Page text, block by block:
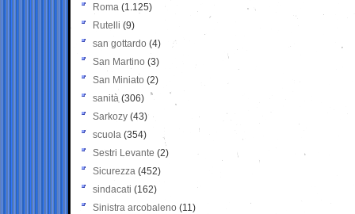
Roma (1.125)
Rutelli (9)
san gottardo (4)
San Martino (3)
San Miniato (2)
sanità (306)
Sarkozy (43)
scuola (354)
Sestri Levante (2)
Sicurezza (452)
sindacati (162)
Sinistra arcobaleno (11)